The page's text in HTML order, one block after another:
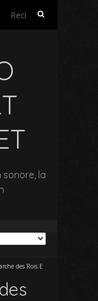
Rechercher :
la
des Rois E